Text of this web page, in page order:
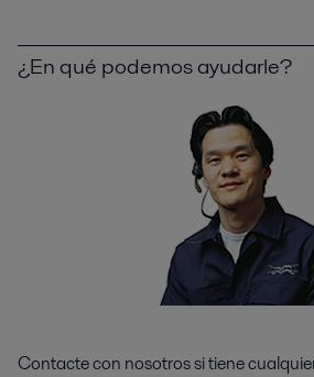
¿En qué podemos ayudarle?
Contacte con nosotros si tiene